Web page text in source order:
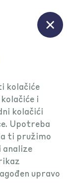
kolačiće
kolačiće i
kolačići
Upotreba
ti pružimo
analize
upravo